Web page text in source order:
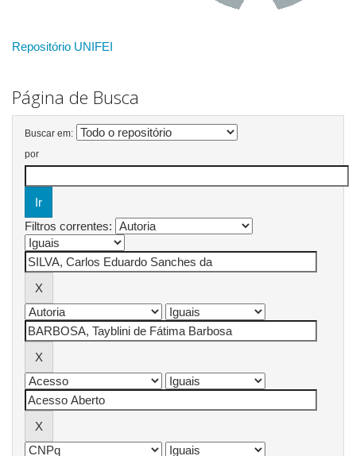
Repositório UNIFEI
Página de Busca
Buscar em:
por
Filtros correntes: